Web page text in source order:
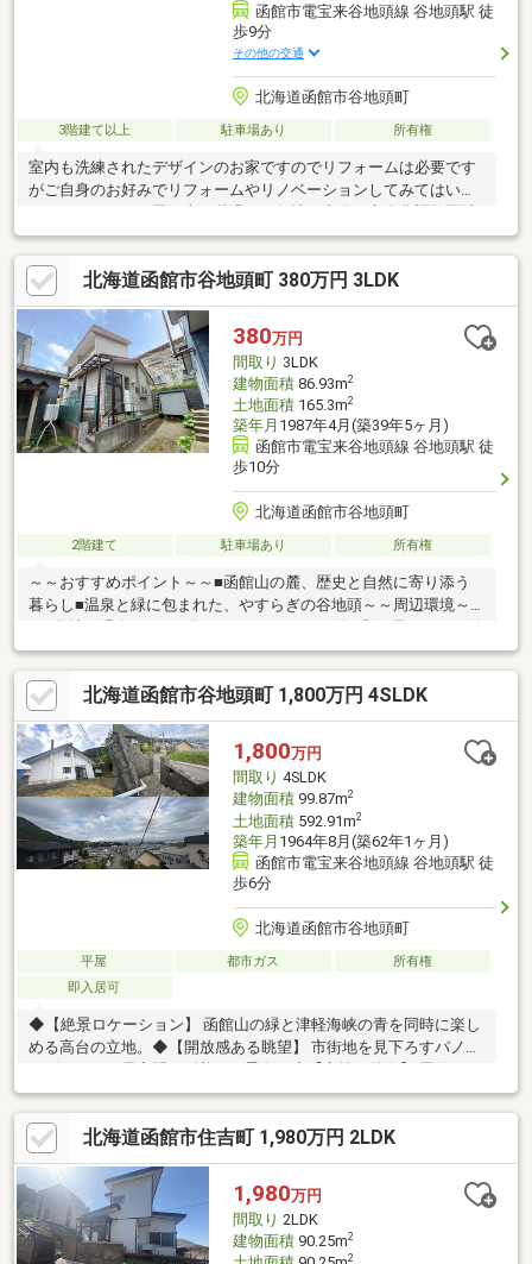
函館市電宝来谷地頭線 谷地頭駅 徒
歩9分
その他の交通
北海道函館市谷地頭町
3階建て以上 駐車場あり 所有権
室内も洗練されたデザインのお家ですのでリフォームは必要です
がご自身のお好みでリフォームやリノベーションしてみてはいか
ですが、約８７０坪の広大な敷地で家庭菜園やガーデニングなど
も楽しめる物件になります！室内のお荷物などは引き渡しまでに
売主様にて撤去いたしますし、南東側の木造建物は解体更地にて
お引渡しさせていただきます！■地番４１番２、３、４、５、
６、７、８、１０、１１、１２、４２番３■函館市函館山山麓地
域における建築物の高さに係る指導要綱に基づく区域 ■敷地南
西側の一部が市街化調整区域になります ■契約不適合責任免責
北海道函館市谷地頭町 380万円 3LDK
380万円
間取り 3LDK
建物面積86.93m2
土地面積165.3m2
築年月 1987年4月(築39年5ヶ月)
函館市電宝来谷地頭線 谷地頭駅 徒
歩10分
北海道函館市谷地頭町
2階建て 駐車場あり 所有権
～～おすすめポイント～～■函館山の麓、歴史と自然に寄り添う
暮らし■温泉と緑に包まれた、やすらぎの谷地頭～～周辺環境～
▼▼ 打ち合わせ・見学プランご用意しております ▼▼ ＜
探し始めの方向け＞しっかりコース(1h~)/サクッとコース
(0.5h~) 詳しくは物件詳細下段の「イベント情報」をご覧くだ
さい。
北海道函館市谷地頭町 1,800万円 4SLDK
1,800万円
間取り 4SLDK
建物面積99.87m2
土地面積592.91m2
築年月 1964年8月(築62年1ヶ月)
函館市電宝来谷地頭線 谷地頭駅 徒
歩6分
北海道函館市谷地頭町
平屋 都市ガス
所有権
即入居可
◆【絶景ロケーション】 函館山の緑と津軽海峡の青を同時に楽し
める高台の立地。◆【開放感ある眺望】 市街地を見下ろすパノラ
ではの山と海の景色を楽しめるセカンドハウスや移住に適した立
地。◆【谷地頭エリアの魅力】 温泉や公園、函館山ロープウェイ
へのアクセス良好。◆【静かな住環境】 観光地に近いながらも落
ち着いた住宅街。
北海道函館市住吉町 1,980万円 2LDK
1,980万円
間取り 2LDK
建物面積90.25m2
2